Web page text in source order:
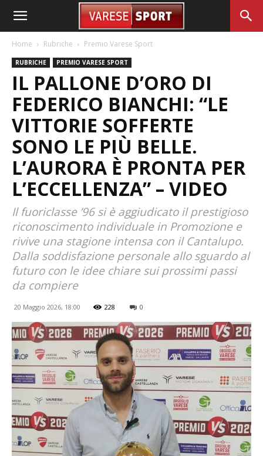
Home Rubriche Premio Varese Sport
RUBRICHE PREMIO VARESE SPORT
IL PALLONE D’ORO DI
FEDERICO BIANCHI: “LE
VITTORIE SOFFERTE
SONO LE PIÙ BELLE.
L’AURORA È PRONTA PER
L’ECCELLENZA” – VIDEO
Il fuoriclasse ’96 si è aggiudicato il prestigioso
riconoscimento individuale in Promozione e
rivive una stagione intensa con il Cantalupo.
Dalla soddisfazione personale allo sguardo al
futuro con le idee chiare sui prossimi passi
da compiere
20 Maggio 2026, 18:00 228 0